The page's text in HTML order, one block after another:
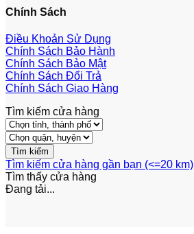
Chính Sách
Điều Khoản Sử Dụng
Chính Sách Bảo Hành
Chính Sách Bảo Mật
Chính Sách Đổi Trả
Chính Sách Giao Hàng
Tìm kiếm cửa hàng
Tìm kiếm cửa hàng gần bạn (<=20 km)
Tìm thấy cửa hàng
Đang tải...